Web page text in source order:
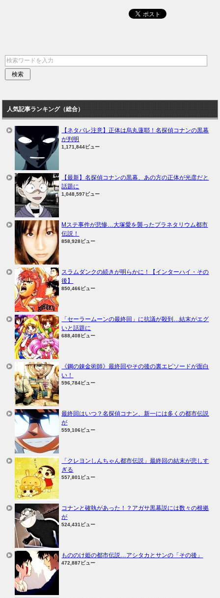
人気記事ランキング（総合）
【ネタバレ注意】正体は烏丸蓮耶！名探偵コナンの黒幕
が判明
1,171,844ビュー
【最新】名探偵コナンの黒幕、あの方の正体が光彦だと
話題に
1,048,597ビュー
Mステ事件が悲惨…大塚愛を襲ったプラネタリウム都市
伝説！
858,928ビュー
スラムダンクの続きが明らかに！【インターハイ・その
後】
850,466ビュー
「セーラームーンの最終回」に抗議が殺到…結末がエグ
いと話題に
688,408ビュー
《鋼の錬金術師》最終回やその後の裏エピソードが面白
い！
596,784ビュー
最終回はいつ？名探偵コナン、新一には多くの都市伝説
が
559,106ビュー
「クレヨンしんちゃん都市伝説」最終回の結末が悲しす
ぎる
557,801ビュー
コナンと確執があった！？アガサ黒幕説には数々の根拠
が
524,431ビュー
もののけ姫の都市伝説…アシタカとサンの「その後」
472,887ビュー